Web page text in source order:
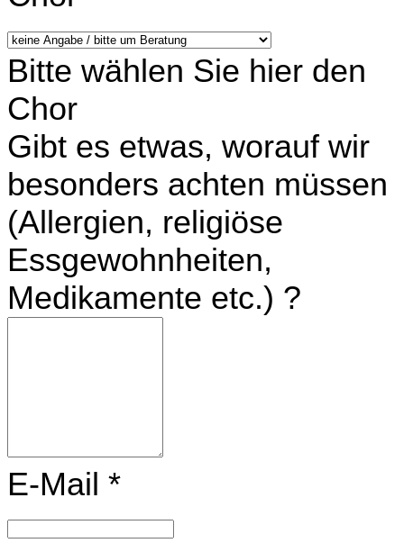
Bitte wählen Sie hier den
Chor
Gibt es etwas, worauf wir
besonders achten müssen
(Allergien, religiöse
Essgewohnheiten,
Medikamente etc.) ?
E-Mail *